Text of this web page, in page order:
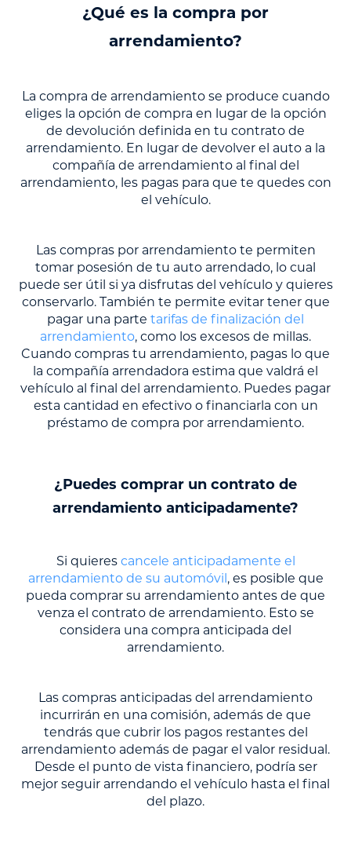
¿Qué es la compra por
arrendamiento?
La compra de arrendamiento se produce cuando
eliges la opción de compra en lugar de la opción
de devolución definida en tu contrato de
arrendamiento. En lugar de devolver el auto a la
compañía de arrendamiento al final del
arrendamiento, les pagas para que te quedes con
el vehículo.
Las compras por arrendamiento te permiten
tomar posesión de tu auto arrendado, lo cual
puede ser útil si ya disfrutas del vehículo y quieres
conservarlo. También te permite evitar tener que
pagar una parte tarifas de finalización del
arrendamiento, como los excesos de millas.
Cuando compras tu arrendamiento, pagas lo que
la compañía arrendadora estima que valdrá el
vehículo al final del arrendamiento. Puedes pagar
esta cantidad en efectivo o financiarla con un
préstamo de compra por arrendamiento.
¿Puedes comprar un contrato de
arrendamiento anticipadamente?
Si quieres cancele anticipadamente el
arrendamiento de su automóvil, es posible que
pueda comprar su arrendamiento antes de que
venza el contrato de arrendamiento. Esto se
considera una compra anticipada del
arrendamiento.
Las compras anticipadas del arrendamiento
incurrirán en una comisión, además de que
tendrás que cubrir los pagos restantes del
arrendamiento además de pagar el valor residual.
Desde el punto de vista financiero, podría ser
mejor seguir arrendando el vehículo hasta el final
del plazo.